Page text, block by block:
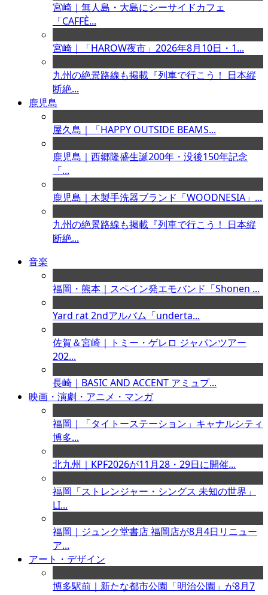
宮崎｜無人島・大島にシーサイドカフェ
「CAFFÈ...
宮崎｜「HAROW夜市」2026年8月10日・1...
九州の絶景路線も掲載『列車で行こう！ 日本縦
断絶...
鹿児島
屋久島｜「HAPPY OUTSIDE BEAMS...
鹿児島｜西郷隆盛生誕200年・没後150年記念
「...
鹿児島｜木製手洗器ブランド「WOODNESIA」...
九州の絶景路線も掲載『列車で行こう！ 日本縦
断絶...
音楽
福岡・熊本｜スペイン発エモバンド「Shonen ...
Yard rat 2ndアルバム「underta...
佐賀＆宮崎｜トミー・ゲレロ ジャパンツアー
202...
長崎｜BASIC AND ACCENT アミュプ...
映画・演劇・アニメ・マンガ
福岡｜「タイトーステーション」キャナルシティ
博多...
北九州｜KPF2026が11月28・29日に開催...
福岡「ストレンジャー・シングス 未知の世界」
LI...
福岡｜ジュンク堂書店 福岡店が8月4日リニュー
ア...
アート・デザイン
博多駅前｜新たな都市公園「明治公園」が8月7